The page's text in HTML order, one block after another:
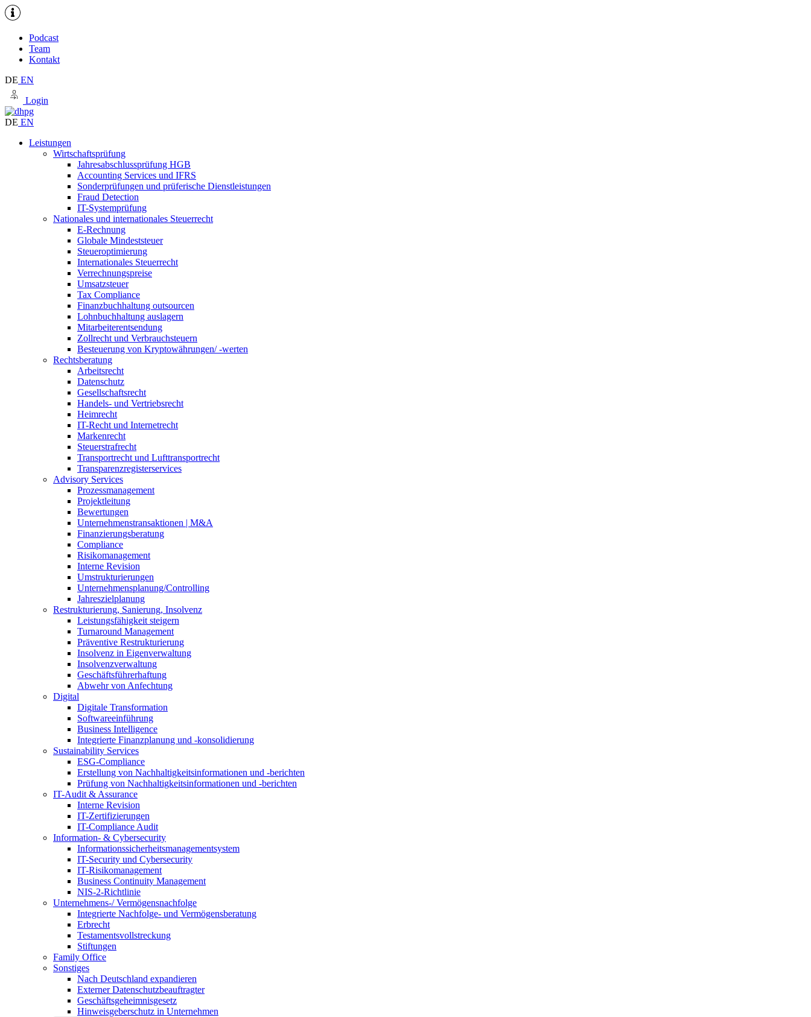
Podcast
Team
Kontakt
DE EN
Login
DE EN
Leistungen
Wirtschaftsprüfung
Jahresabschlussprüfung HGB
Accounting Services und IFRS
Sonderprüfungen und prüferische Dienstleistungen
Fraud Detection
IT-Systemprüfung
Nationales und internationales Steuerrecht
E-Rechnung
Globale Mindeststeuer
Steueroptimierung
Internationales Steuerrecht
Verrechnungspreise
Umsatzsteuer
Tax Compliance
Finanzbuchhaltung outsourcen
Lohnbuchhaltung auslagern
Mitarbeiterentsendung
Zollrecht und Verbrauchsteuern
Besteuerung von Kryptowährungen/ -werten
Rechtsberatung
Arbeitsrecht
Datenschutz
Gesellschaftsrecht
Handels- und Vertriebsrecht
Heimrecht
IT-Recht und Internetrecht
Markenrecht
Steuerstrafrecht
Transportrecht und Lufttransportrecht
Transparenzregisterservices
Advisory Services
Prozessmanagement
Projektleitung
Bewertungen
Unternehmenstransaktionen | M&A
Finanzierungsberatung
Compliance
Risikomanagement
Interne Revision
Umstrukturierungen
Unternehmensplanung/Controlling
Jahreszielplanung
Restrukturierung, Sanierung, Insolvenz
Leistungsfähigkeit steigern
Turnaround Management
Präventive Restrukturierung
Insolvenz in Eigenverwaltung
Insolvenzverwaltung
Geschäftsführerhaftung
Abwehr von Anfechtung
Digital
Digitale Transformation
Softwareeinführung
Business Intelligence
Integrierte Finanzplanung und -konsolidierung
Sustainability Services
ESG-Compliance
Erstellung von Nachhaltigkeitsinformationen und -berichten
Prüfung von Nachhaltigkeitsinformationen und -berichten
IT-Audit & Assurance
Interne Revision
IT-Zertifizierungen
IT-Compliance Audit
Information- & Cybersecurity
Informationssicherheitsmanagementsystem
IT-Security und Cybersecurity
IT-Risikomanagement
Business Continuity Management
NIS-2-Richtlinie
Unternehmens-/Vermögensnachfolge
Integrierte Nachfolge- und Vermögensberatung
Erbrecht
Testamentsvollstreckung
Stiftungen
Family Office
Sonstiges
Nach Deutschland expandieren
Externer Datenschutzbeauftragter
Geschäftsgeheimnisgesetz
Hinweisgeberschutz in Unternehmen